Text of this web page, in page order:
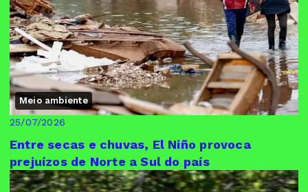
Meio ambiente
25/07/2026
Entre secas e chuvas, El Niño provoca
prejuízos de Norte a Sul do país